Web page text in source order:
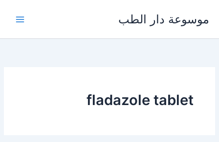
المحتوى
موسوعة دار الطب
fladazole tablet